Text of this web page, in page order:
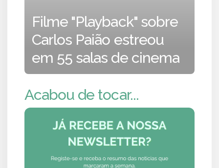
Filme "Playback" sobre
Carlos Paião estreou
em 55 salas de cinema
Acabou de tocar...